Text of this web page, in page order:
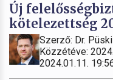
Új
kötelezettség
Szerző: Dr.
Közzétéve:
2024.01.11.